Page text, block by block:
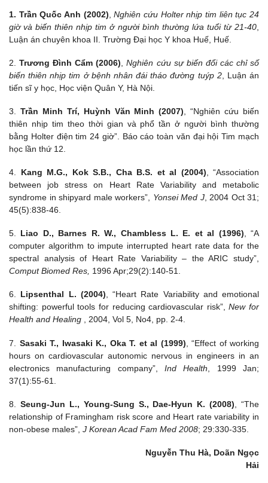
1. Trần Quốc Anh (2002) ,Nghiên cứu Holter nhịp tim liên tục 24
giờ và biến thiên nhịp tim ở người bình thường lứa tuổi từ 21-40
Luận án chuyên khoa II. Trường Đại học Y khoa Huế, Huế.
2.Trương Đình Cẩm (2006) ,Nghiên cứu sự biến đổi các chỉ số
biến thiên nhịp tim ở bệnh nhân đái tháo đường tuýp 2, Luận án
tiến sĩ y học, Học viện Quân Y, Hà Nội.
3. Trần Minh Trí, Huỳnh Văn Minh (2007) , “Nghiên cứu biến
thiên nhịp tim theo thời gian và phổ tần ở người bình thường
bằng Holter điện tim 24 giờ”. Báo cáo toàn văn đại hội Tim mạch
học lần thứ 12.
4. Kang M.G., Kok S.B., Cha B.S. et al (2004) , “Association
between job stress on Heart Rate Variability and metabolic
syndrome in shipyard male workers”, Yonsei Med J, 2004 Oct 31;
45(5):838-46.
5. Liao D., Barnes R. W., Chambless L. E. et al (1996), “A
computer algorithm to impute interrupted heart rate data for the
spectral analysis of Heart Rate Variability – the ARIC study”,
Comput Biomed Res, 1996 Apr;29(2):140-51.
6. Lipsenthal L. (2004), “Heart Rate Variability and emotional
shifting: powerful tools for reducing cardiovascular risk”,New for
Health and Healing , 2004, Vol 5, No4, pp. 2-4.
7. Sasaki T., Iwasaki K., Oka T. et al (1999) , “Effect of working
hours on cardiovascular autonomic nervous in engineers in an
electronics manufacturing company”, Ind Health , 1999 Jan;
37(1):55-61.
8. Seung-Jun L., Young-Sung S., Dae-Hyun K. (2008) , “The
relationship of Framingham risk score and Heart rate variability in
non-obese males”, J Korean Acad Fam Med 2008; 29:330-335.
Nguyễn Thu Hà, Doãn Ngọc
Hải